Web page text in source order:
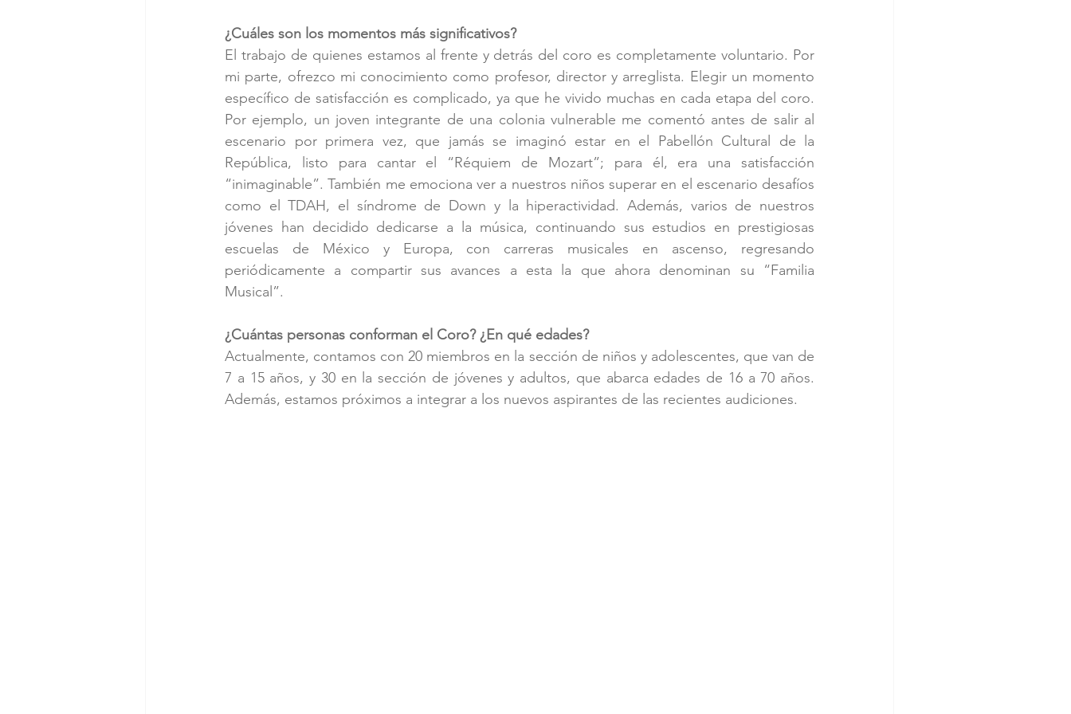
¿Cuáles son los momentos más significativos?
El trabajo de quienes estamos al frente y detrás del coro es completamente voluntario. Por
mi parte, ofrezco mi conocimiento como profesor, director y arreglista. Elegir un momento
específico de satisfacción es complicado, ya que he vivido muchas en cada etapa del coro.
Por ejemplo, un joven integrante de una colonia vulnerable me comentó antes de salir al
escenario por primera vez, que jamás se imaginó estar en el Pabellón Cultural de la
República, listo para cantar el “Réquiem de Mozart”; para él, era una satisfacción
“inimaginable”. También me emociona ver a nuestros niños superar en el escenario desafíos
como el TDAH, el síndrome de Down y la hiperactividad. Además, varios de nuestros
jóvenes han decidido dedicarse a la música, continuando sus estudios en prestigiosas
escuelas de México y Europa, con carreras musicales en ascenso, regresando
periódicamente a compartir sus avances a esta la que ahora denominan su “Familia
Musical”.
¿Cuántas personas conforman el Coro? ¿En qué edades?
Actualmente, contamos con 20 miembros en la sección de niños y adolescentes, que van de
7 a 15 años, y 30 en la sección de jóvenes y adultos, que abarca edades de 16 a 70 años.
Además, estamos próximos a integrar a los nuevos aspirantes de las recientes audiciones.